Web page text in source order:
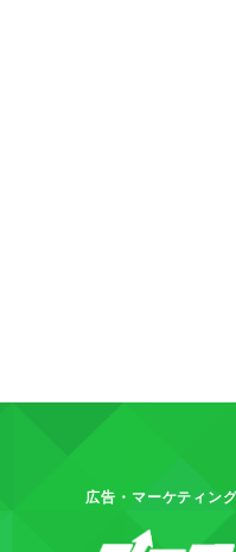
広告・マーケティン